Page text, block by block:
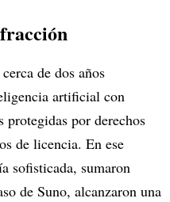
de dos años
artificial con
protegidas por derechos
de licencia. En ese
sofisticada, sumaron
de Suno, alcanzaron una